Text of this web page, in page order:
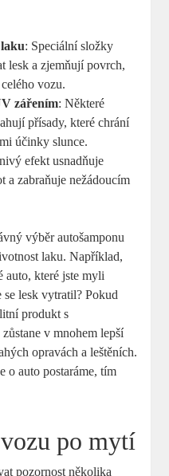
: Speciální složky
lesk a zjemňují povrch,
vozu.
zářením: Některé
přísady, které chrání
účinky slunce.
efekt usnadňuje
a zabraňuje nežádoucím
výběr autošamponu
laku. Například,
auto, které jste myli
lesk vytratil? Pokud
produkt s
v mnohem lepší
opravách a leštěních.
o auto postaráme, tím
po mytí
pozornost několika